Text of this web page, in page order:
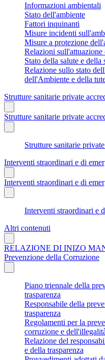
Informazioni ambientali
Stato dell'ambiente
Fattori inquinanti
Misure incidenti
Misure a protezione
Relazioni sull'attuazione
Stato della salute e della
Relazione sullo stato
dell'Ambiente e della
Strutture sanitarie private
Strutture sanitarie private
Strutture sanitarie
Interventi straordinari e di
Interventi straordinari e di
Interventi straordinari e
Altri contenuti
RELAZIONE DI INIZO
Prevenzione della Corruzione
Piano triennale della
trasparenza
Responsabile della
trasparenza
Regolamenti per la
corruzione e
Relazione del
e della trasparenza